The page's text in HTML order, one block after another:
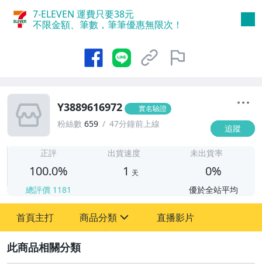
7-ELEVEN 運費只要38元
不限金額、筆數，筆筆優惠無限次！
Y3889616972 實名驗證
粉絲數 659 47分鐘前上線 追蹤
正評
100.0%
總評價 1181
出貨速度
1 天
未出貨率
0%
優於全站平均
首頁主打 商品分類
偶像、球員卡與郵幣
直播影片